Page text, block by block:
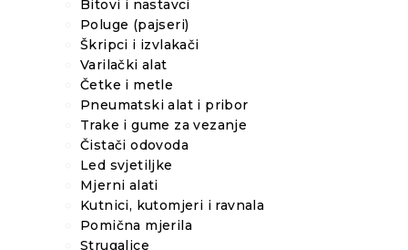
Bitovi i nastavci
Poluge (pajseri)
Škripci i izvlakači
Varilački alat
Četke i metle
Pneumatski alat i pribor
Trake i gume za vezanje
Čistači odovoda
Led svjetiljke
Mjerni alati
Kutnici, kutomjeri i ravnala
Pomična mjerila
Strugalice